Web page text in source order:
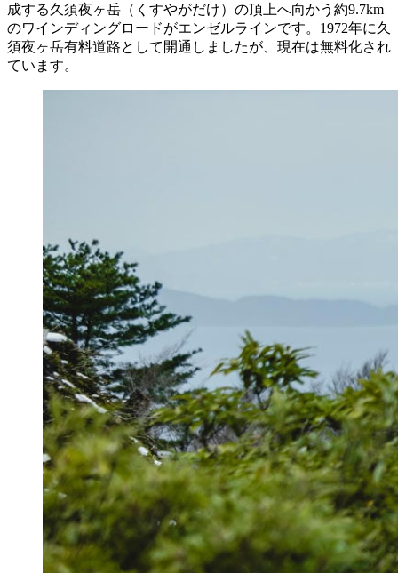
成する久須夜ヶ岳（くすやがだけ）の頂上へ向かう約9.7km
のワインディングロードがエンゼルラインです。1972年に久
須夜ヶ岳有料道路として開通しましたが、現在は無料化され
ています。